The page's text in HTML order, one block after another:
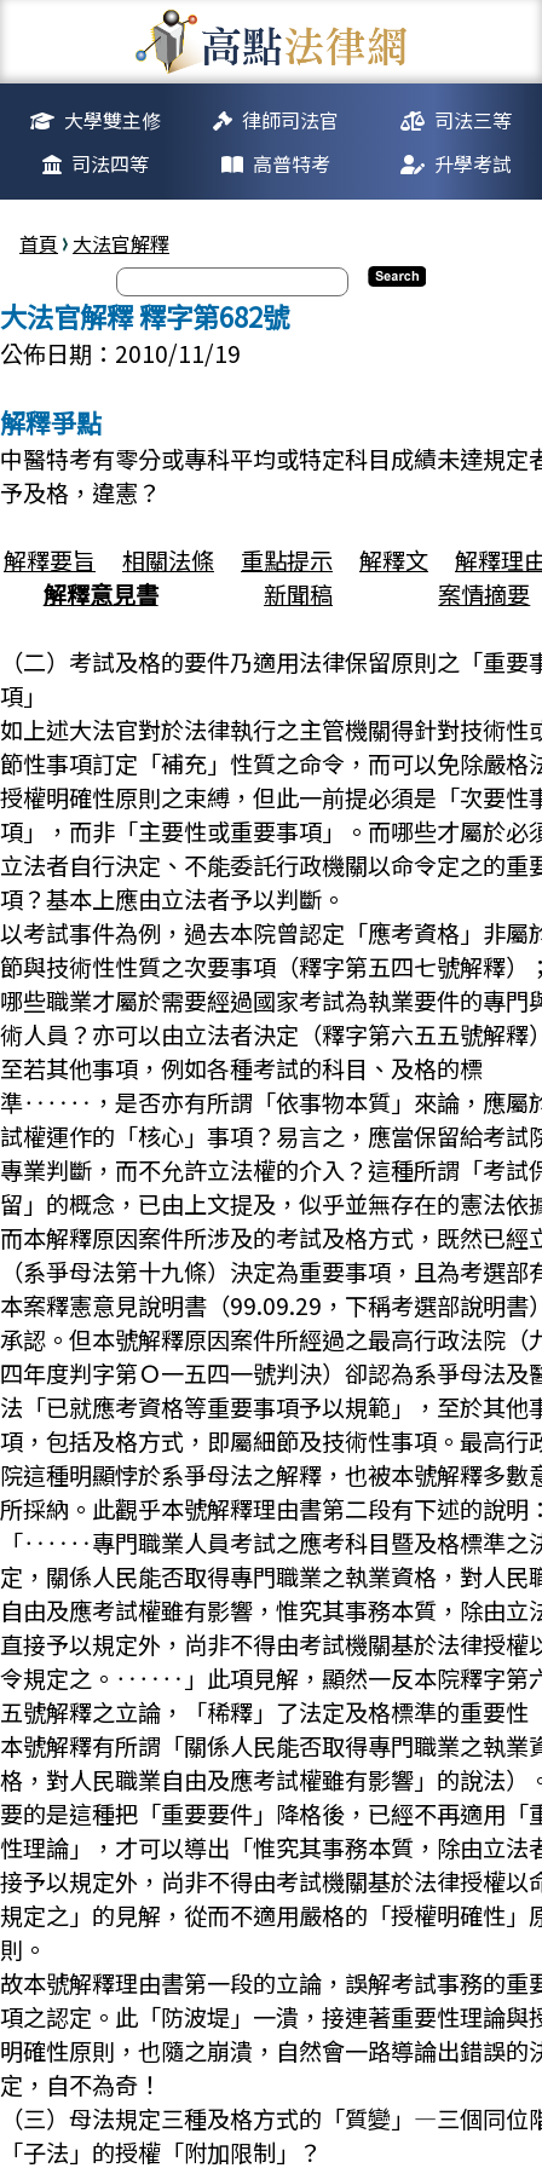
大學雙主修 律師司法官
司法三等
司法四等
高普特考 升學考試
首頁 大法官解釋
大法官解釋 釋字第682號
公佈日期：2010/11/19
解釋爭點
中醫特考有零分或專科平均或特定科目成績未達規定
予及格，違憲？
解釋要旨
相關法條 重點提示 解釋文
解釋理
解釋意見書
新聞稿
案情摘要
（二）考試及格的要件乃適用法律保留原則之「重要
項」
如上述大法官對於法律執行之主管機關得針對技術性
節性事項訂定「補充」性質之命令，而可以免除嚴格
授權明確性原則之束縛，但此一前提必須是「次要性
項」，而非「主要性或重要事項」。而哪些才屬於必
立法者自行決定、不能委託行政機關以命令定之的重
項？基本上應由立法者予以判斷。
以考試事件為例，過去本院曾認定「應考資格」非屬
節與技術性性質之次要事項（釋字第五四七號解釋）
哪些職業才屬於需要經過國家考試為執業要件的專門
術人員？亦可以由立法者決定（釋字第六五五號解釋
至若其他事項，例如各種考試的科目、及格的標
準‥‥‥，是否亦有所謂「依事物本質」來論，應屬
試權運作的「核心」事項？易言之，應當保留給考試
專業判斷，而不允許立法權的介入？這種所謂「考試
留」的概念，已由上文提及，似乎並無存在的憲法依
而本解釋原因案件所涉及的考試及格方式，既然已經
（系爭母法第十九條）決定為重要事項，且為考選部
本案釋憲意見說明書（99.09.29，下稱考選部說明書
承認。但本號解釋原因案件所經過之最高行政法院（
四年度判字第Ｏ一五四一號判決）卻認為系爭母法及
法「已就應考資格等重要事項予以規範」，至於其他
項，包括及格方式，即屬細節及技術性事項。最高行
院這種明顯悖於系爭母法之解釋，也被本號解釋多數
所採納。此觀乎本號解釋理由書第二段有下述的說明
「‥‥‥專門職業人員考試之應考科目暨及格標準之
定，關係人民能否取得專門職業之執業資格，對人民
自由及應考試權雖有影響，惟究其事務本質，除由立
直接予以規定外，尚非不得由考試機關基於法律授權
令規定之。‥‥‥」此項見解，顯然一反本院釋字第
五號解釋之立論，「稀釋」了法定及格標準的重要性
本號解釋有所謂「關係人民能否取得專門職業之執業
格，對人民職業自由及應考試權雖有影響」的說法）
要的是這種把「重要要件」降格後，已經不再適用「
性理論」，才可以導出「惟究其事務本質，除由立法
接予以規定外，尚非不得由考試機關基於法律授權以
規定之」的見解，從而不適用嚴格的「授權明確性」
則。
故本號解釋理由書第一段的立論，誤解考試事務的重
項之認定。此「防波堤」一潰，接連著重要性理論與
明確性原則，也隨之崩潰，自然會一路導論出錯誤的
定，自不為奇！
（三）母法規定三種及格方式的「質變」—三個同位
「子法」的授權「附加限制」？